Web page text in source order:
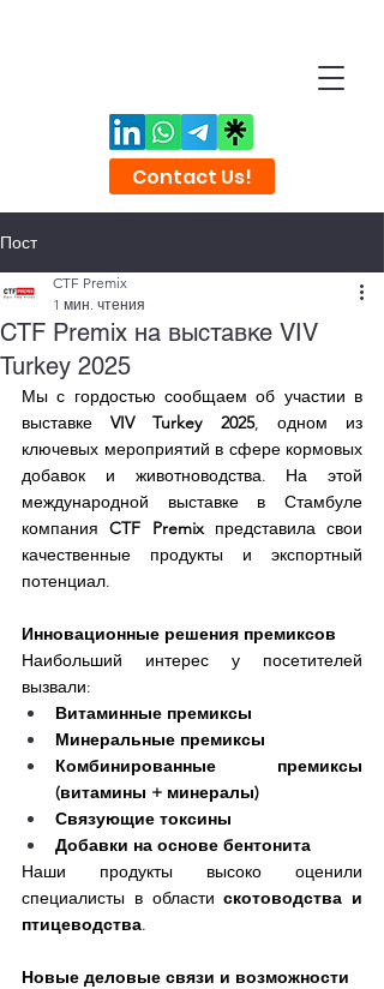
Contact Us!
Пост
CTF Premix на выставке VIV
Turkey 2025
CTF Premix
1 мин. чтения
Мы с гордостью сообщаем об участии в
выставке VIV Turkey 2025, одном из
ключевых мероприятий в сфере кормовых
добавок и животноводства. На этой
международной выставке в Стамбуле
компания CTF Premix представила свои
качественные продукты и экспортный
потенциал.
Инновационные решения премиксов
Наибольший интерес у посетителей
вызвали:
Витаминные премиксы
Минеральные премиксы
Комбинированные премиксы
(витамины + минералы)
Связующие токсины
Добавки на основе бентонита
Наши продукты высоко оценили
специалисты в области скотоводства и
птицеводства.
Новые деловые связи и возможности